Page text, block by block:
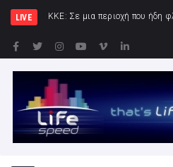
LIVE